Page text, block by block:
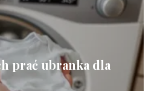
prać ubranka dla